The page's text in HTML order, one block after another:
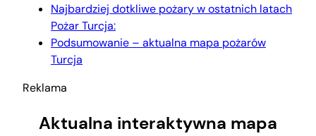
Najbardziej dotkliwe pożary w ostatnich latach
Pożar Turcja:
Podsumowanie – aktualna mapa pożarów
Turcja
Reklama
Aktualna interaktywna mapa